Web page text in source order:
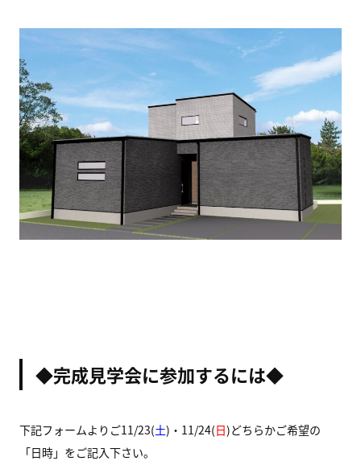
◆完成見学会に参加するには◆
下記フォームよりご11/23(土)・11/24(日)どちらかご希望の
「日時」をご記入下さい。